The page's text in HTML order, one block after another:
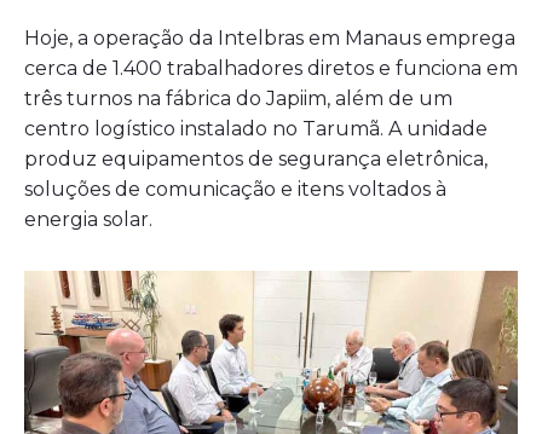
Hoje, a operação da Intelbras em Manaus emprega
cerca de 1.400 trabalhadores diretos e funciona em
três turnos na fábrica do Japiim, além de um
centro logístico instalado no Tarumã. A unidade
produz equipamentos de segurança eletrônica,
soluções de comunicação e itens voltados à
energia solar.